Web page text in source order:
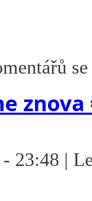
znova
23:48 |